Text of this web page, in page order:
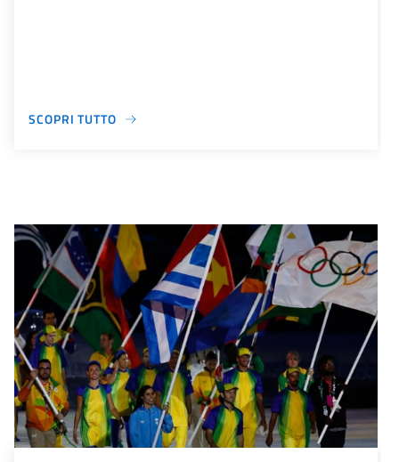
SCOPRI TUTTO